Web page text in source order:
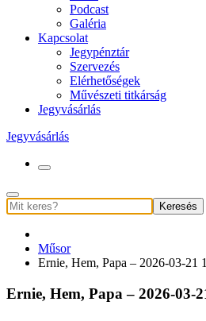
Podcast
Galéria
Kapcsolat
Jegypénztár
Szervezés
Elérhetőségek
Művészeti titkárság
Jegyvásárlás
Jegyvásárlás
Keresés
Műsor
Ernie, Hem, Papa – 2026-03-21
Ernie, Hem, Papa – 2026-03-